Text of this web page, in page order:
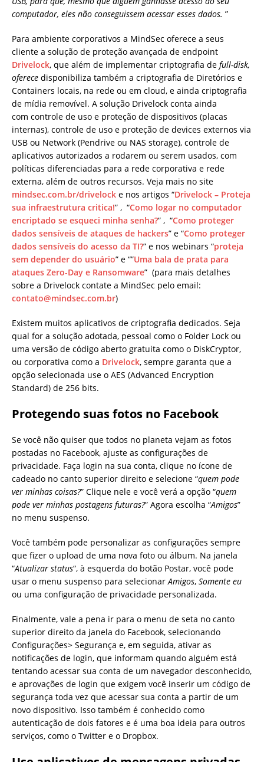
computador, eles não conseguissem acessar esses dados. ”
Para ambiente corporativos a MindSec oferece a seus
cliente a solução de proteção avançada de endpoint
Drivelock, que além de implementar criptografia de full-disk,
oferece disponibiliza também a criptografia de Diretórios e
Containers locais, na rede ou em cloud, e ainda criptografia
de mídia removível. A solução Drivelock conta ainda
com controle de uso e proteção de dispositivos (placas
internas), controle de uso e proteção de devices externos via
USB ou Network (Pendrive ou NAS storage), controle de
aplicativos autorizados a rodarem ou serem usados, com
políticas diferenciadas para a rede corporativa e rede
externa, além de outros recursos. Veja mais no site
mindsec.com.br/drivelock e nos artigos “Drivelock – Proteja
sua infraestrutura critica!” , “Como logar no computador
encriptado se esqueci minha senha?” , “Como proteger
dados sensíveis de ataques de hackers” e “Como proteger
dados sensíveis do acesso da TI?” e nos webinars “proteja
sem depender do usuário” e “”Uma bala de prata para
ataques Zero-Day e Ransomware” (para mais detalhes
sobre a Drivelock contate a MindSec pelo email:
contato@mindsec.com.br)
Existem muitos aplicativos de criptografia dedicados. Seja
qual for a solução adotada, pessoal como o Folder Lock ou
uma versão de código aberto gratuita como o DiskCryptor,
ou corporativa como a Drivelock, sempre garanta que a
opção selecionada use o AES (Advanced Encryption
Standard) de 256 bits.
Protegendo suas fotos no Facebook
Se você não quiser que todos no planeta vejam as fotos
postadas no Facebook, ajuste as configurações de
privacidade. Faça login na sua conta, clique no ícone de
cadeado no canto superior direito e selecione “quem pode
ver minhas coisas?” Clique nele e você verá a opção “quem
pode ver minhas postagens futuras?” Agora escolha “Amigos”
no menu suspenso.
Você também pode personalizar as configurações sempre
que fizer o upload de uma nova foto ou álbum. Na janela
“Atualizar status“, à esquerda do botão Postar, você pode
usar o menu suspenso para selecionarAmigos, Somente eu
ou uma configuração de privacidade personalizada.
Finalmente, vale a pena ir para o menu de seta no canto
superior direito da janela do Facebook, selecionando
Configurações> Segurança e, em seguida, ativar as
notificações de login, que informam quando alguém está
tentando acessar sua conta de um navegador desconhecido,
e aprovações de login que exigem você inserir um código de
segurança toda vez que acessar sua conta a partir de um
novo dispositivo. Isso também é conhecido como
autenticação de dois fatores e é uma boa ideia para outros
serviços, como o Twitter e o Dropbox.